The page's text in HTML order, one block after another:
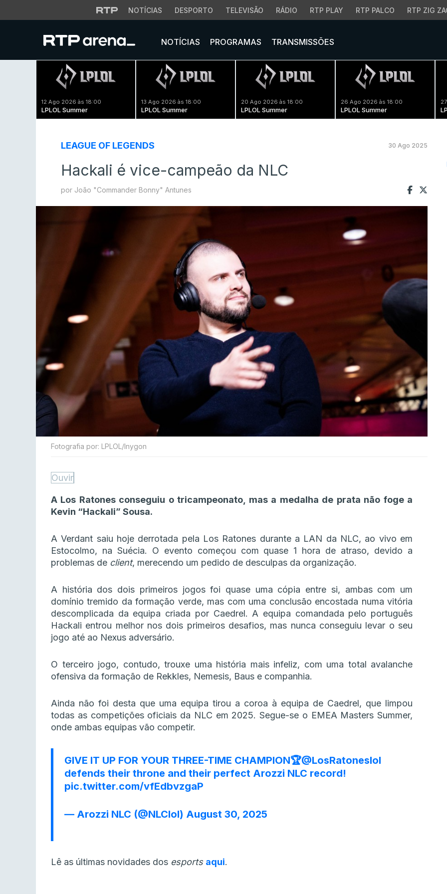
NOTÍCIAS DESPORTO TELEVISÃO RÁDIO RTP PLAY RTP PALCO RTP ZIG
NOTÍCIAS PROGRAMAS TRANSMISSÕES
12 Ago 2026 às 18:00
LPLOL Summer
13 Ago 2026 às 18:00
LPLOL Summer
20 Ago 2026 às 18:00
LPLOL Summer
26 Ago 2026 às 18:00
LPLOL Summer
LEAGUE OF LEGENDS 30 Ago 2025
Hackali é vice-campeão da NLC
por João "Commander Bonny" Antunes
Fotografia por: LPLOL/Inygon
Ouvir
A Los Ratones conseguiu o tricampeonato, mas a medalha de prata não foge a
Kevin “Hackali” Sousa.
A Verdant saiu hoje derrotada pela Los Ratones durante a LAN da NLC, ao vivo em
Estocolmo, na Suécia. O evento começou com quase 1 hora de atraso, devido a
problemas de client, merecendo um pedido de desculpas da organização.
A história dos dois primeiros jogos foi quase uma cópia entre si, ambas com um
domínio tremido da formação verde, mas com uma conclusão encostada numa vitória
descomplicada da equipa criada por Caedrel. A equipa comandada pelo português
Hackali entrou melhor nos dois primeiros desafios, mas nunca conseguiu levar o seu
jogo até ao Nexus adversário.
O terceiro jogo, contudo, trouxe uma história mais infeliz, com uma total avalanche
ofensiva da formação de Rekkles, Nemesis, Baus e companhia.
Ainda não foi desta que uma equipa tirou a coroa à equipa de Caedrel, que limpou
todas as competições oficiais da NLC em 2025. Segue-se o EMEA Masters Summer,
onde ambas equipas vão competir.
GIVE IT UP FOR YOUR THREE-TIME CHAMPION🏆@LosRatoneslol
defends their throne and their perfect Arozzi NLC record!
pic.twitter.com/vfEdbvzgaP
— Arozzi NLC (@NLClol) August 30, 2025
Lê as últimas novidades dos esports aqui.